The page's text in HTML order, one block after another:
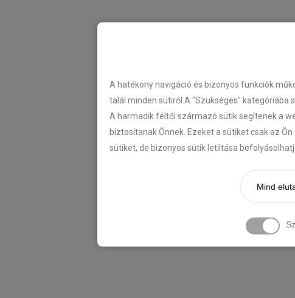
A hatékony navigáció és bizonyos funkciók
talál minden sütiről.A "Szükséges" kategóriába
A harmadik féltől származó sütik segítenek a
biztosítanak Önnek. Ezeket a sütiket csak az
sütiket, de bizonyos sütik letiltása
Mind